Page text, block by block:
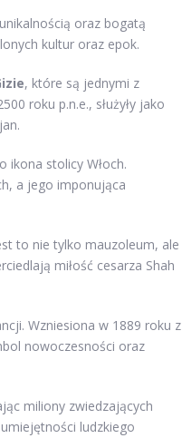
oraz bogatą
kultur oraz epok.
, które są jednymi z
roku p.n.e., służyły jako
ikona stolicy Włoch.
a jego imponująca
to nie tylko mauzoleum, ale
miłość cesarza Shah
Wzniesiona w 1889 roku z
nowoczesności oraz
miliony zwiedzających
ludzkiego